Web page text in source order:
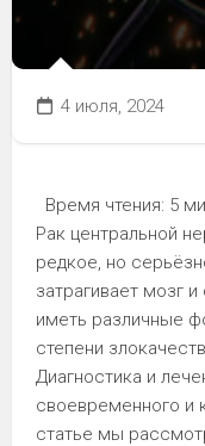
4 июля, 2024
Время чтения: 5
Рак центральной
редкое, но
затрагивает мозг
иметь различные
степени
Диагностика и
своевременного и
статье мы